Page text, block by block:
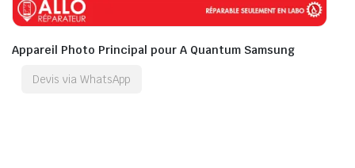
Appareil Photo Principal pour A Quantum Samsung
Devis via WhatsApp